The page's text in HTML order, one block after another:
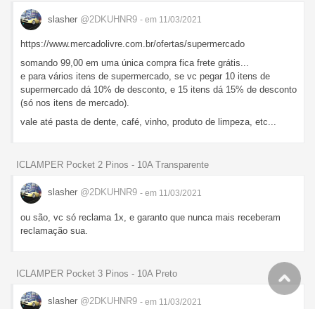
slasher @2DKUHNR9 - em 11/03/2021
https://www.mercadolivre.com.br/ofertas/supermercado
somando 99,00 em uma única compra fica frete grátis...
e para vários itens de supermercado, se vc pegar 10 itens de
supermercado dá 10% de desconto, e 15 itens dá 15% de desconto
(só nos itens de mercado).
vale até pasta de dente, café, vinho, produto de limpeza, etc...
ICLAMPER Pocket 2 Pinos - 10A Transparente
slasher @2DKUHNR9 - em 11/03/2021
ou são, vc só reclama 1x, e garanto que nunca mais receberam
reclamação sua.
ICLAMPER Pocket 3 Pinos - 10A Preto
slasher @2DKUHNR9 - em 11/03/2021